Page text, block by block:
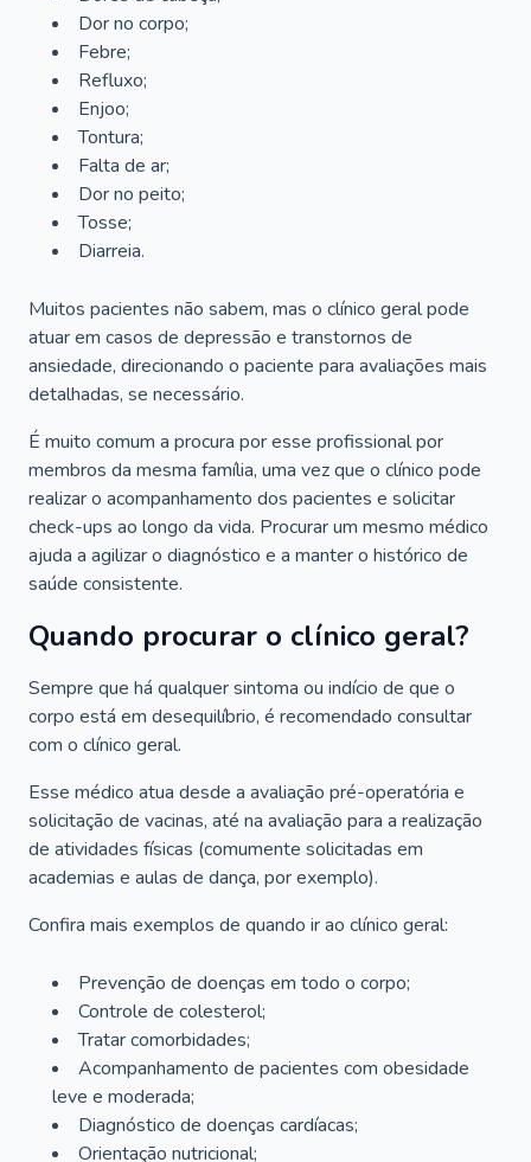
Dor no corpo;
Febre;
Refluxo;
Enjoo;
Tontura;
Falta de ar;
Dor no peito;
Tosse;
Diarreia.
Muitos pacientes não sabem, mas o clínico geral pode
atuar em casos de depressão e transtornos de
ansiedade, direcionando o paciente para avaliações mais
detalhadas, se necessário.
É muito comum a procura por esse profissional por
membros da mesma família, uma vez que o clínico pode
realizar o acompanhamento dos pacientes e solicitar
check-ups ao longo da vida. Procurar um mesmo médico
ajuda a agilizar o diagnóstico e a manter o histórico de
saúde consistente.
Quando procurar o clínico geral?
Sempre que há qualquer sintoma ou indício de que o
corpo está em desequilíbrio, é recomendado consultar
com o clínico geral.
Esse médico atua desde a avaliação pré-operatória e
solicitação de vacinas, até na avaliação para a realização
de atividades físicas (comumente solicitadas em
academias e aulas de dança, por exemplo).
Confira mais exemplos de quando ir ao clínico geral:
Prevenção de doenças em todo o corpo;
Controle de colesterol;
Tratar comorbidades;
Acompanhamento de pacientes com obesidade
leve e moderada;
Diagnóstico de doenças cardíacas;
Orientação nutricional;